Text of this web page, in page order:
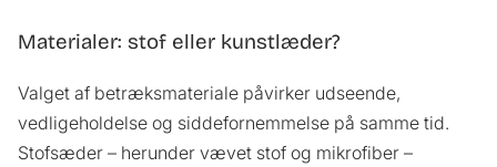
Materialer: stof eller kunstlæder?
Valget af betræksmateriale påvirker udseende,
vedligeholdelse og siddefornemmelse på samme tid.
Stofsæder – herunder vævet stof og mikrofiber –